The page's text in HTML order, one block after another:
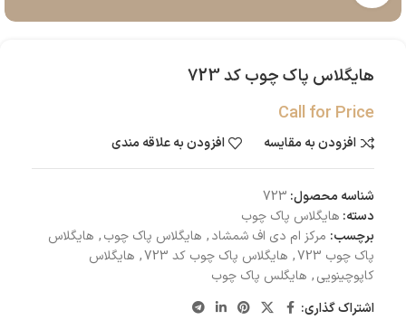
هایگلاس پاک چوب کد 723
Call for Price
افزودن به مقایسه افزودن به علاقه مندی
شناسه محصول: 723
دسته: هایگلاس پاک چوب
برچسب: مرکز ام دی اف شمشاد, هایگلاس پاک چوب, هایگلاس
پاک چوب 723
, هایگلاس پاک چوب کد 723 , هایگلاس
کاپوچینویی, هایگلس پاک چوب
اشتراک گذاری: